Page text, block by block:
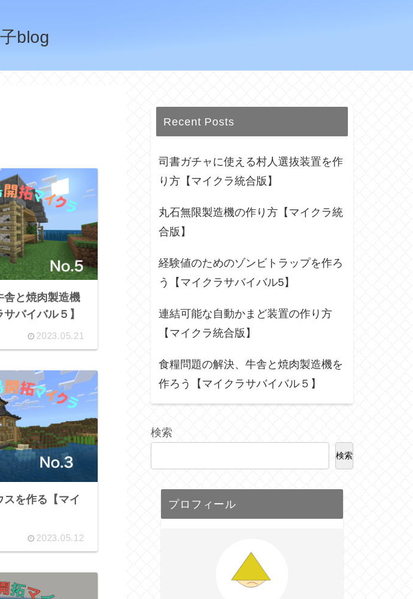
blog
舎と焼肉製造機
バイバル５】
2023.05.21
を作る【マイ
2023.05.12
Recent Posts
司書ガチャに使える村人選抜装置を作
り方【マイクラ統合版】
丸石無限製造機の作り方【マイクラ統
合版】
経験値のためのゾンビトラップを作ろ
う【マイクラサバイバル5】
連結可能な自動かまど装置の作り方
【マイクラ統合版】
食糧問題の解決、牛舎と焼肉製造機を
作ろう【マイクラサバイバル５】
検索
検索
プロフィール